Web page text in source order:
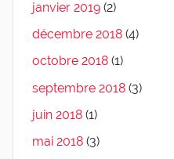
janvier 2019 (2)
décembre 2018 (4)
octobre 2018 (1)
septembre 2018 (3)
juin 2018 (1)
mai 2018 (3)